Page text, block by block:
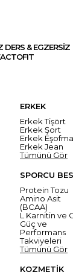
DERS & EGZERSİZ
ERKEK
Erkek Tişört
Erkek Şort
Erkek
Erkek Jean
Tümünü Gör
SPORCU
Protein Tozu
Amino Asit
(BCAA)
L Karnitin ve
Güç ve
Performans
Takviyeleri
Tümünü Gör
KOZMETİK